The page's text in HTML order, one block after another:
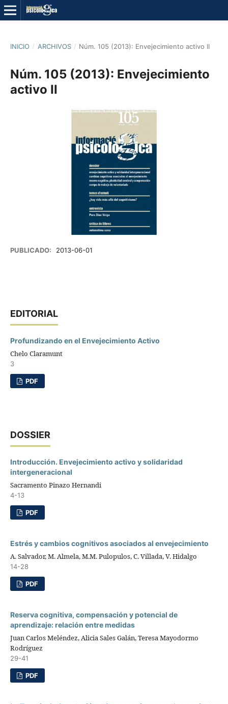
INICIO / ARCHIVOS / Núm. 105 (2013): Envejecimiento activo II
Núm. 105 (2013): Envejecimiento
activo II
PUBLICADO: 2013-06-01
EDITORIAL
Profundizando en el Envejecimiento Activo
Chelo Claramunt
3
PDF
DOSSIER
Introducción. Envejecimiento activo y solidaridad
intergeneracional
Sacramento Pinazo Hernandi
4-13
PDF
Estrés y cambios cognitivos asociados al envejecimiento
A. Salvador, M. Almela, M.M. Pulopulos, C. Villada, V. Hidalgo
14-28
PDF
Reserva cognitiva, compensación y potencial de
aprendizaje: relación entre medidas
Juan Carlos Meléndez, Alicia Sales Galán, Teresa Mayodormo
Rodríguez
29-41
PDF